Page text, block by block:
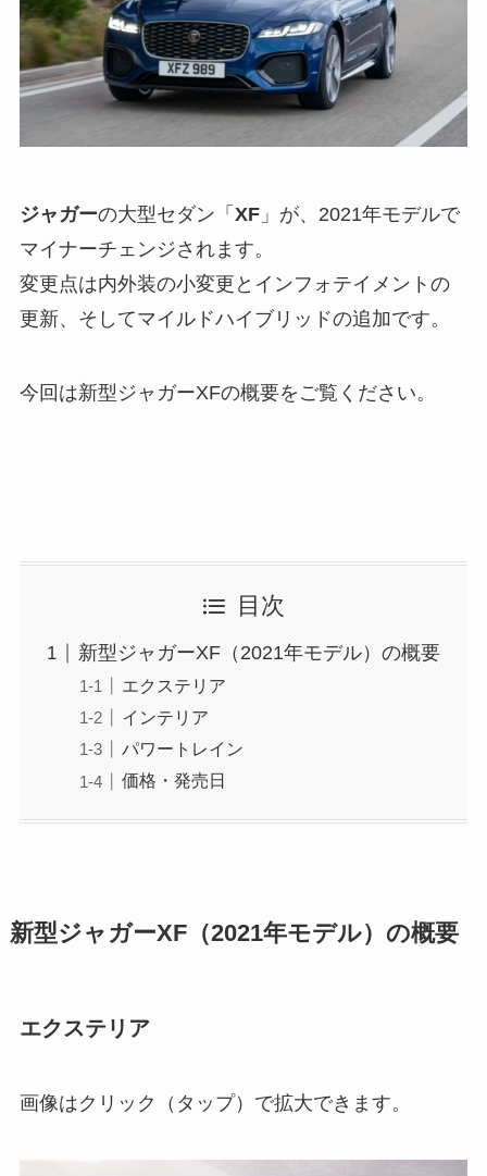
ジャガーの大型セダン「 XF」が、2021年モデルで
マイナーチェンジされます。
変更点は内外装の小変更とインフォテイメントの
更新、そしてマイルドハイブリッドの追加です。
今回は新型ジャガーXFの概要をご覧ください。
目次
新型ジャガーXF（2021年モデル）の概要
エクステリア
インテリア
パワートレイン
価格・発売日
新型ジャガーXF（2021年モデル）の概要
エクステリア
画像はクリック（タップ）で拡大できます。